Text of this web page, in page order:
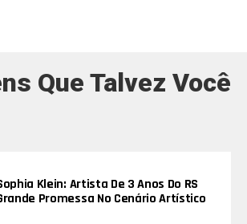
Que Talvez Você
Klein: Artista De 3 Anos Do RS
Promessa No Cenário Artístico